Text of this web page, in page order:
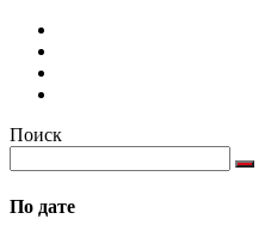
Поиск
По дате